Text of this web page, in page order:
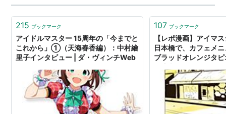
215 ブックマーク
アイドルマスター 15周年の「今までと
これから」①（天海春香編）：中村繪
里子インタビュー | ダ・ヴィンチWeb
107 ブックマーク
【レポ漫画】アイマ
日本橋で、カフェメ
ブラッドオレンジタ